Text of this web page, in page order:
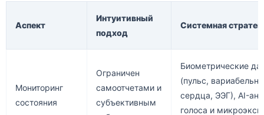
Аспект
Интуитивный
подход
Системная
Мониторинг
состояния
Ограничен
самоотчетами и
субъективным
Биометрические
(пульс,
сердца, ЭЭГ), AI-
голоса и